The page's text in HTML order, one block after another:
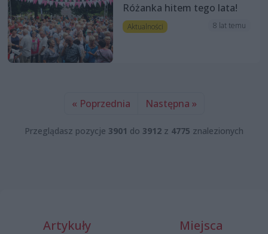
Różanka hitem tego lata!
Aktualności 8 lat temu
« Poprzednia Następna »
Przeglądasz pozycje 3901 do 3912 z 4775 znalezionych
Artykuły Miejsca